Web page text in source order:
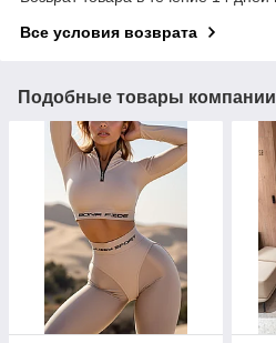
Все условия возврата
Подобные товары компании